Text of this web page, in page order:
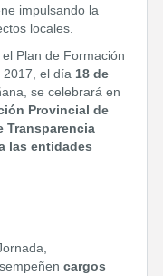
impulsando la
locales.
Plan de Formación
2017, el día 18 de
se celebrará en
Provincial de
Transparencia
las entidades
cargos